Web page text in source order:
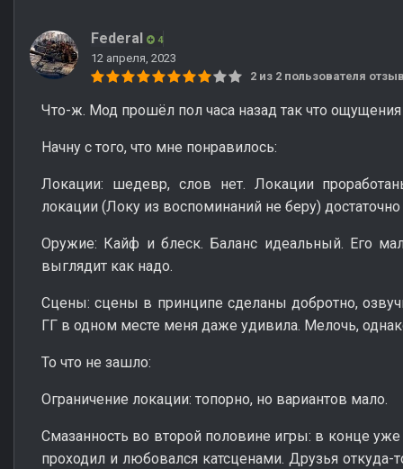
Federal 4
12 апреля, 2023
2 из 2 пользователя
Что-ж. Мод прошёл пол часа назад так что
Начну с того, что мне понравилось:
Локации: шедевр, слов нет. Локации
локации (Локу из воспоминаний не беру)
Оружие: Кайф и блеск. Баланс идеальный. Его
выглядит как надо.
Сцены: сцены в принципе сделаны добротно,
ГГ в одном месте меня даже удивила. Мелочь,
То что не зашло:
Ограничение локации: топорно, но вариантов мало.
Смазанность во второй половине игры: в конце
проходил и любовался катсценами. Друзья откуда-